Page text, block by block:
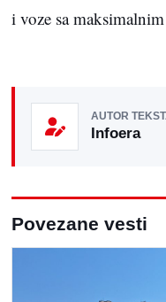
i voze sa
AUTOR
Infoera
Povezane vesti